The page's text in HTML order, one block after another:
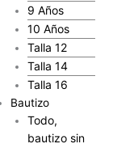
9 Años
10 Años
Talla 12
Talla 14
Talla 16
Bautizo
Todo,
bautizo sin